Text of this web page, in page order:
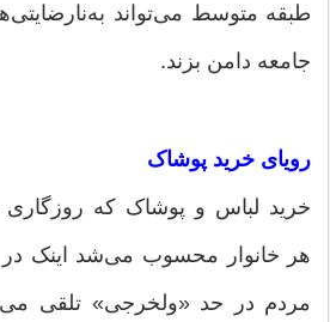
طبقه متوسط می‌تواند
جامعه دامن بزند.
رویای خرید پوشاک
خرید لباس و پوشاک که روزگاری
هر خانوار محسوب می‌شد اینک در
مردم در حد «ولخرجی» تلقی